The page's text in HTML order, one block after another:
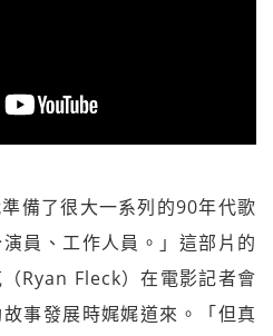
備了很大一系列的90年代歌
員、工作人員。」這部片的
Ryan Fleck）在電影記者會
事發展時娓娓道來。「但真